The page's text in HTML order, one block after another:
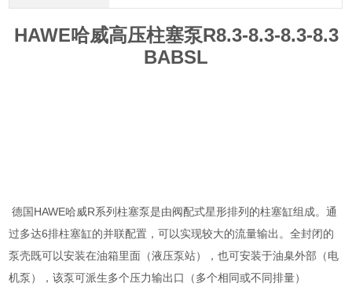
HAWE哈威高压柱塞泵R8.3-8.3-8.3-8.3
BABSL
德国HAWE哈威R系列柱塞泵是由阀配式星形排列的柱塞缸组成。通
过多达6排柱塞缸的并联配置，可以实现较大的流量输出。全封闭的
泵壳既可以安装在油箱里面（液压泵站），也可安装于油臬外部（电
机泵），该泵可派生多个压力输出口（多个相同或不同排量）